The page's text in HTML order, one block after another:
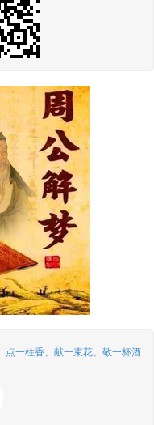
点一柱香、献一束花、敬一杯酒